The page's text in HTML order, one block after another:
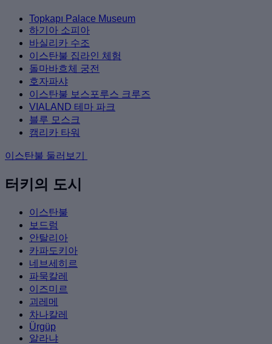
Topkapı Palace Museum
하기아 소피아
바실리카 수조
이스탄불 집라인 체험
돌마바흐체 궁전
호자파샤
이스탄불 보스포루스 크루즈
VIALAND 테마 파크
블루 모스크
캠리카 타워
이스탄불 둘러보기
터키의 도시
이스탄불
보드럼
안탈리아
카파도키아
네브세히르
파묵칼레
이즈미르
괴레메
차나칼레
Ürgüp
알라냐